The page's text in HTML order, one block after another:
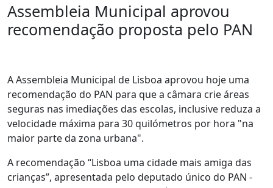
Assembleia Municipal aprovou
recomendação proposta pelo PAN
A Assembleia Municipal de Lisboa aprovou hoje uma
recomendação do PAN para que a câmara crie áreas
seguras nas imediações das escolas, inclusive reduza a
velocidade máxima para 30 quilómetros por hora "na
maior parte da zona urbana".
A recomendação “Lisboa uma cidade mais amiga das
crianças”, apresentada pelo deputado único do PAN -